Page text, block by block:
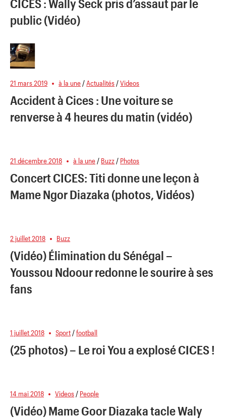
CICES : Wally Seck pris d’assaut par le
public (Vidéo)
21 mars 2019 à la une /Actualités /Videos
Accident à Cices : Une voiture se
renverse à 4 heures du matin (vidéo)
21 décembre 2018 à la une / Buzz / Photos
Concert CICES: Titi donne une leçon à
Mame Ngor Diazaka (photos, Vidéos)
2 juillet 2018 Buzz
(Vidéo) Élimination du Sénégal –
Youssou Ndoour redonne le sourire à ses
fans
1 juillet 2018 Sport /football
(25 photos) – Le roi You a explosé CICES !
14 mai 2018 Videos / People
(Vidéo) Mame Goor Diazaka tacle Waly